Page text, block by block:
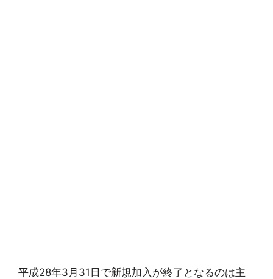
平成28年3月31日で新規加入が終了となるのは主